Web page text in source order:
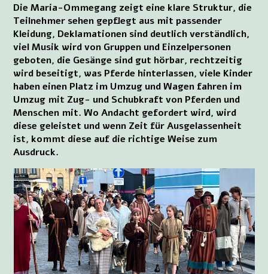
Die Maria-Ommegang zeigt eine klare Struktur, die
Teilnehmer sehen gepflegt aus mit passender
Kleidung, Deklamationen sind deutlich verständlich,
viel Musik wird von Gruppen und Einzelpersonen
geboten, die Gesänge sind gut hörbar, rechtzeitig
wird beseitigt, was Pferde hinterlassen, viele Kinder
haben einen Platz im Umzug und Wagen fahren im
Umzug mit Zug- und Schubkraft von Pferden und
Menschen mit. Wo Andacht gefordert wird, wird
diese geleistet und wenn Zeit für Ausgelassenheit
ist, kommt diese auf die richtige Weise zum
Ausdruck.